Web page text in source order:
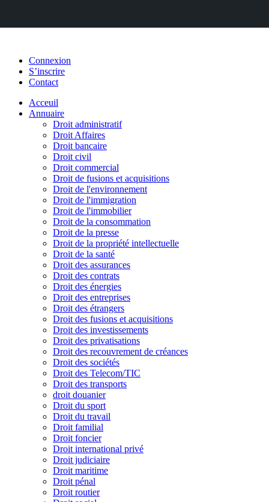
Connexion
S’inscrire
Contact
Acceuil
Annuaire
Droit administratif
Droit Affaires
Droit bancaire
Droit civil
Droit commercial
Droit de fusions et acquisitions
Droit de l'environnement
Droit de l'immigration
Droit de l'immobilier
Droit de la consommation
Droit de la presse
Droit de la propriété intellectuelle
Droit de la santé
Droit des assurances
Droit des contrats
Droit des énergies
Droit des entreprises
Droit des étrangers
Droit des fusions et acquisitions
Droit des investissements
Droit des privatisations
Droit des recouvrement de créances
Droit des sociétés
Droit des Telecom/TIC
Droit des transports
droit douanier
Droit du sport
Droit du travail
Droit familial
Droit foncier
Droit international privé
Droit judiciaire
Droit maritime
Droit pénal
Droit routier